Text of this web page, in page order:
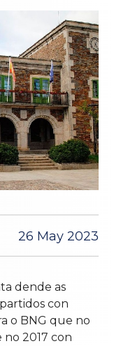
26 May 2023
dende as
con
o BNG que no
no 2017 con